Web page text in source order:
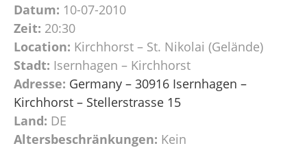
Datum: 10-07-2010
Zeit: 20:30
Location: Kirchhorst – St. Nikolai (Gelände)
Stadt: Isernhagen – Kirchhorst
Adresse: Germany – 30916 Isernhagen –
Kirchhorst – Stellerstrasse 15
Land: DE
Altersbeschränkungen: Kein